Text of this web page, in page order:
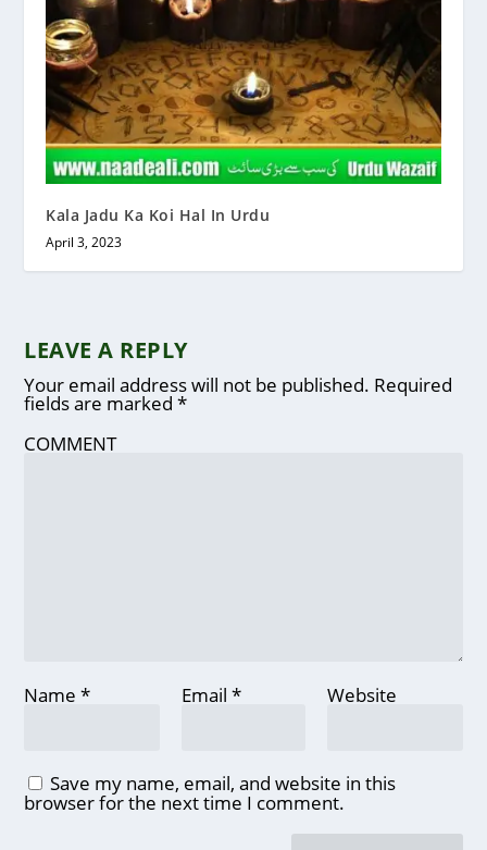
Kala Jadu Ka Koi Hal In Urdu
April 3, 2023
LEAVE A REPLY
Your email address will not be published. Required
fields are marked*
COMMENT
Name* Email * Website
Save my name, email, and website in this
browser for the next time I comment.